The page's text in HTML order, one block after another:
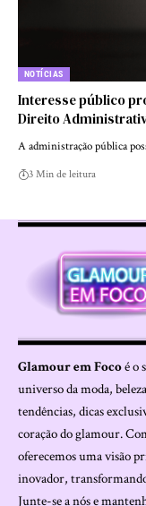
NOTÍCIAS
Interesse público
Direito
A administração pública
3 Min de leitura
Glamour em Focoé o
universo da moda,
tendências, dicas
coração do glamour.
oferecemos uma visão
inovador,
Junte-se a nós e